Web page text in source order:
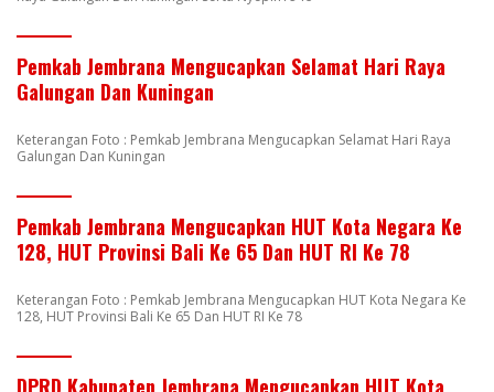
Pemkab Jembrana Mengucapkan Selamat Hari Raya
Galungan Dan Kuningan
Keterangan Foto : Pemkab Jembrana Mengucapkan Selamat Hari Raya
Galungan Dan Kuningan
Pemkab Jembrana Mengucapkan HUT Kota Negara Ke
128, HUT Provinsi Bali Ke 65 Dan HUT RI Ke 78
Keterangan Foto : Pemkab Jembrana Mengucapkan HUT Kota Negara Ke
128, HUT Provinsi Bali Ke 65 Dan HUT RI Ke 78
DPRD Kabupaten Jembrana Mengucapkan HUT Kota